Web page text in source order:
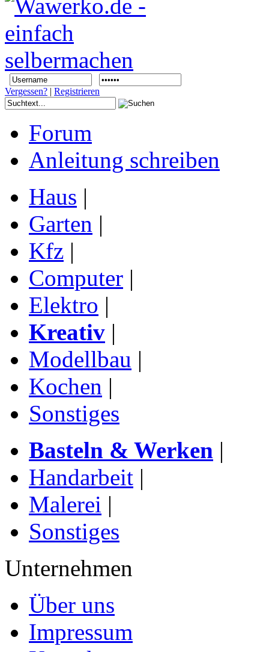
Vergessen? | Registrieren
Forum
Anleitung schreiben
Haus |
Garten |
Kfz |
Computer |
Elektro |
Kreativ |
Modellbau |
Kochen |
Sonstiges
Basteln & Werken |
Handarbeit |
Malerei |
Sonstiges
Unternehmen
Über uns
Impressum